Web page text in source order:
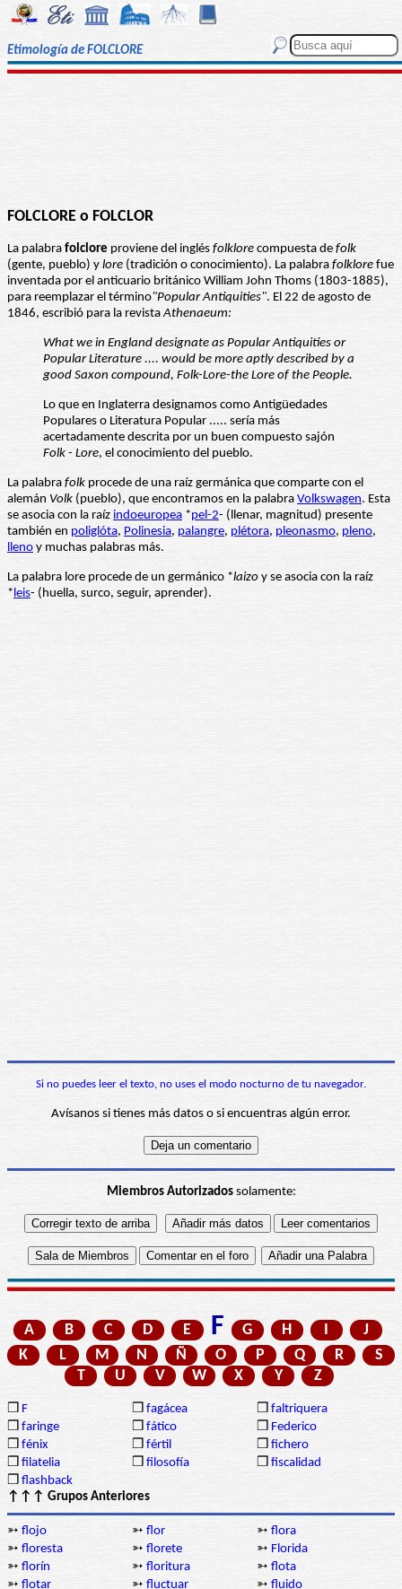
Etimología de FOLCLORE
FOLCLORE o FOLCLOR
La palabra folclore proviene del inglés folklore compuesta de folk
(gente, pueblo) y lore (tradición o conocimiento). La palabra folklore fue
inventada por el anticuario británico William John Thoms (1803-1885),
para reemplazar el término"Popular Antiquities". El 22 de agosto de
1846, escribió para la revistaAthenaeum:
What we in England designate as Popular Antiquities or
Popular Literature .... would be more aptly described by a
good Saxon compound, Folk-Lore-the Lore of the People.
Lo que en Inglaterra designamos como Antigüedades
Populares o Literatura Popular ..... sería más
acertadamente descrita por un buen compuesto sajón
Folk - Lore, el conocimiento del pueblo.
La palabra folk procede de una raíz germánica que comparte con el
alemán Volk (pueblo), que encontramos en la palabra Volkswagen. Esta
se asocia con la raíz indoeuropea *pel-2- (llenar, magnitud) presente
también en poliglóta, Polinesia, palangre, plétora, pleonasmo, pleno,
lleno y muchas palabras más.
La palabra lore procede de un germánico *laizo y se asocia con la raíz
*leis- (huella, surco, seguir, aprender).
Si no puedes leer el texto, no uses el modo nocturno de tu navegador.
Avísanos si tienes más datos o si encuentras algún error.
Miembros Autorizadossolamente:
A B C D E F G H I
J
K
L M N Ñ O P Q R
S
T
U V W X Y Z
❒ F ❒ fagácea ❒ faltriquera
❒ faringe ❒ fático ❒ Federico
❒ fénix ❒ fértil ❒ fichero
❒ filatelia ❒ filosofía ❒ fiscalidad
❒ flashback
↑↑↑ Grupos Anteriores
➳ flojo ➳ flor ➳ flora
➳ floresta ➳ florete ➳ Florida
➳ florín ➳ floritura ➳ flota
➳ flotar ➳ fluctuar ➳ fluido